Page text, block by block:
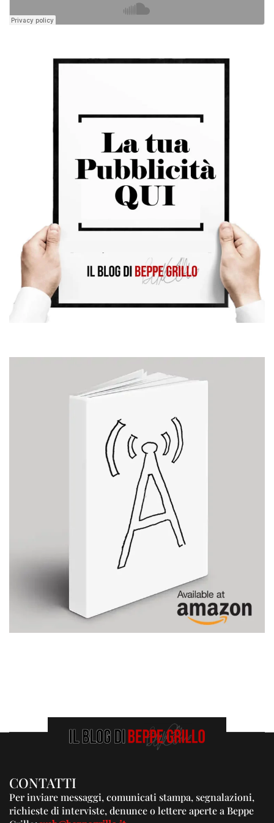
CONTATTI
Per inviare messaggi, comunicati stampa, segnalazioni,
richieste di interviste, denunce o lettere aperte a Beppe